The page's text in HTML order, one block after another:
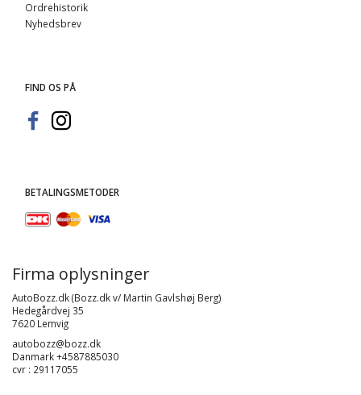
Ordrehistorik
Nyhedsbrev
FIND OS PÅ
BETALINGSMETODER
Firma oplysninger
AutoBozz.dk (Bozz.dk v/ Martin Gavlshøj Berg)
Hedegårdvej 35
7620 Lemvig
autobozz@bozz.dk
Danmark +4587885030
cvr : 29117055